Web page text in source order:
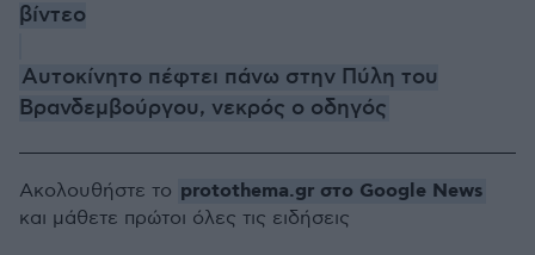
βίντεο
Αυτοκίνητο πέφτει πάνω στην Πύλη του
Βρανδεμβούργου, νεκρός ο οδηγός
Ακολουθήστε το protothema.gr στο Google News
και μάθετε πρώτοι όλες τις ειδήσεις